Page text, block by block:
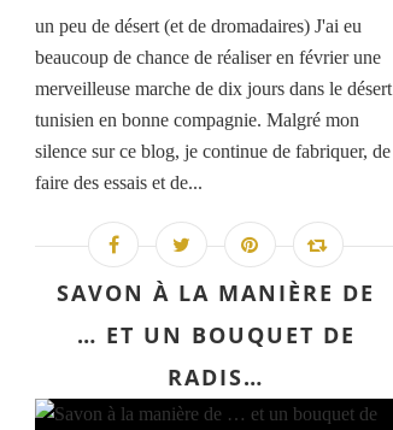
un peu de désert (et de dromadaires) J'ai eu
beaucoup de chance de réaliser en février une
merveilleuse marche de dix jours dans le désert
tunisien en bonne compagnie. Malgré mon
silence sur ce blog, je continue de fabriquer, de
faire des essais et de...
SAVON À LA MANIÈRE DE
… ET UN BOUQUET DE
RADIS…